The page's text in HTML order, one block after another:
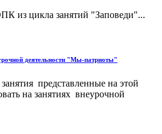
из цикла занятий "Заповеди"...
деятельности "Мы-патриоты"
представленные на этой
на занятиях внеурочной